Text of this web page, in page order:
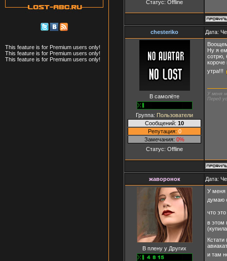
This feature is for Premium users only!
This feature is for Premium users only!
This feature is for Premium users only!
Статус: Offline
chesteriko Дата:
В самолёте
Группа: Пользователи
Сообщений: 10
Репутация: 0
Замечания: 0%
Статус: Offline
Ну я
сотрю,
короче
утра!!!
У меня
Перед
жаворонок Дата:
В плену у Других
У меня
думаю
что
в этом
и там